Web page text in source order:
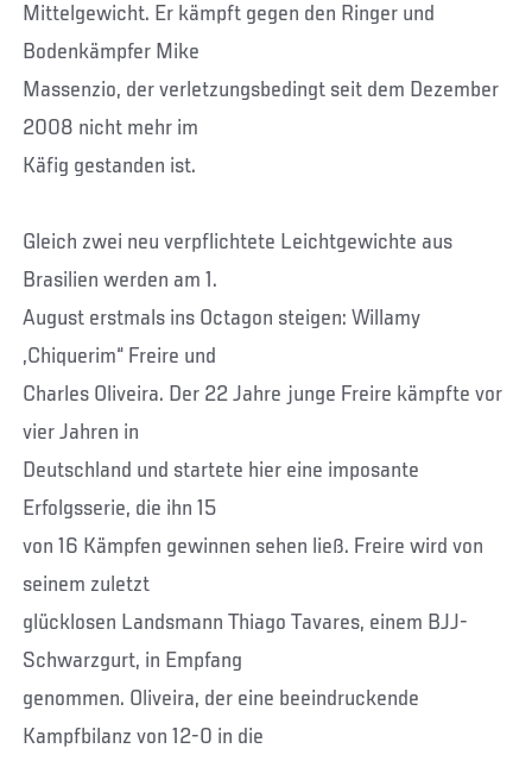
Mittelgewicht. Er kämpft gegen den Ringer und
Bodenkämpfer Mike
Massenzio, der verletzungsbedingt seit dem Dezember
2008 nicht mehr im
Käfig gestanden ist.
Gleich zwei neu verpflichtete Leichtgewichte aus
Brasilien werden am 1.
August erstmals ins Octagon steigen: Willamy
„Chiquerim“ Freire und
Charles Oliveira. Der 22 Jahre junge Freire kämpfte vor
vier Jahren in
Deutschland und startete hier eine imposante
Erfolgsserie, die ihn 15
von 16 Kämpfen gewinnen sehen ließ. Freire wird von
seinem zuletzt
glücklosen Landsmann Thiago Tavares, einem BJJ-
Schwarzgurt, in Empfang
genommen. Oliveira, der eine beeindruckende
Kampfbilanz von 12-0 in die